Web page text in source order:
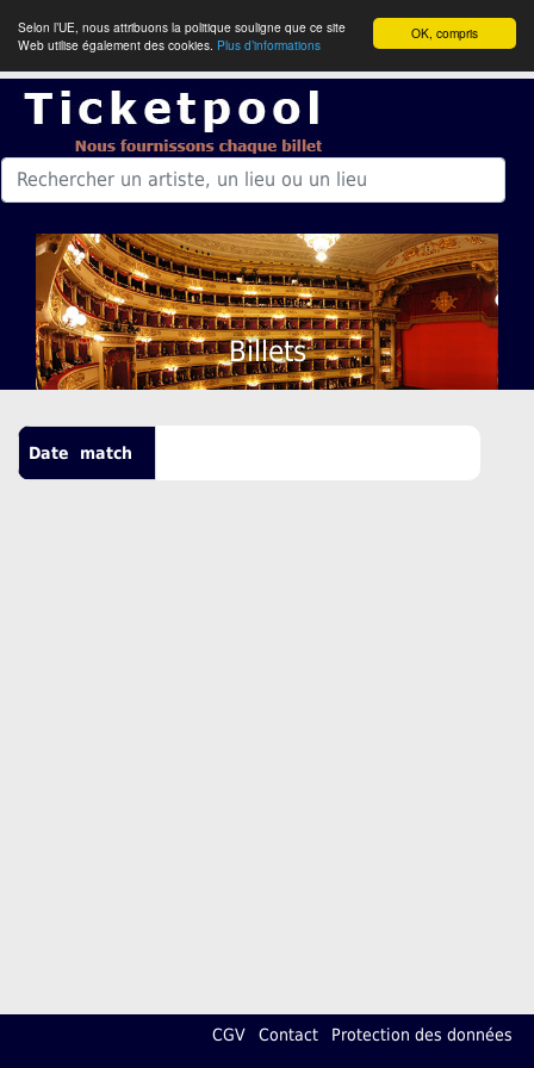
OK, compris
Selon l’UE, nous attribuons la politique souligne que ce site
Web utilise également des cookies. Plus d’informations
Billets
Date match
CGV Contact Protection des données